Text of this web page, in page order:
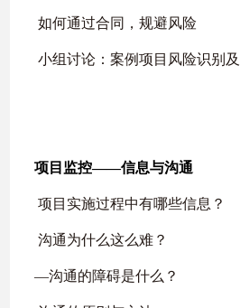
如何通过合同，规避风险
小组讨论：案例项目风险识别
项目监控——信息与沟通
项目实施过程中有哪些信息？
沟通为什么这么难？
—沟通的障碍是什么？